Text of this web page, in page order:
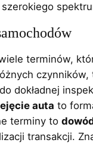
terminów,
dokładnej
auta to
terminy to
transakcji.